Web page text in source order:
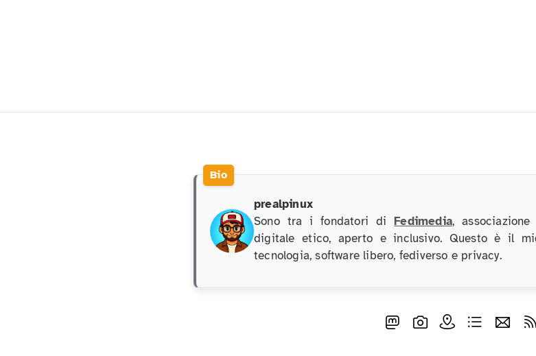
prealpinux
Sono tra i fondatori diFedimedia,
digitale etico, aperto e inclusivo. Questo è il
tecnologia, software libero, fediverso e privacy.